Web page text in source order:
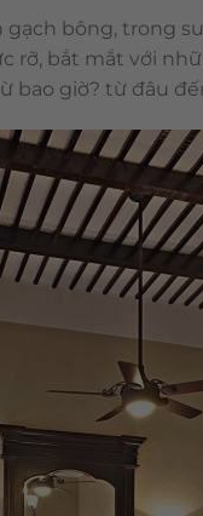
gạch bông, trong
rỡ, bắt mắt với
bao giờ? từ đâu